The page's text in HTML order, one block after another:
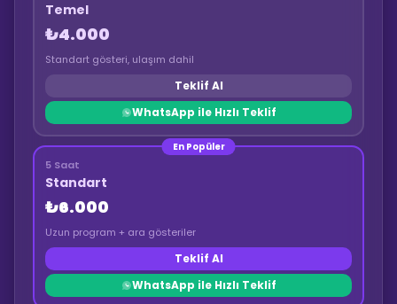
Temel
₺4.000
Standart gösteri, ulaşım dahil
Teklif Al
WhatsApp ile Hızlı Teklif
En Popüler
5 Saat
Standart
₺6.000
Uzun program + ara gösteriler
Teklif Al
WhatsApp ile Hızlı Teklif